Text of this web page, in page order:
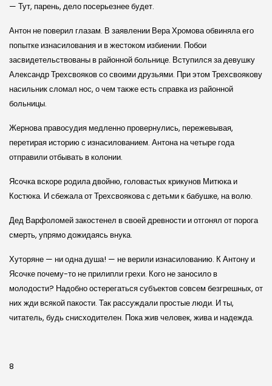
— Тут, парень, дело посерьезнее будет.
Антон не поверил глазам. В заявлении Вера Хромова обвиняла его
попытке изнасилования и в жестоком избиении. Побои
засвидетельствованы в районной больнице. Вступился за девушку
Александр Трехсвояков со своими друзьями. При этом Трехсвоякову
насильник сломал нос, о чем также есть справка из районной
больницы.
Жернова правосудия медленно провернулись, пережевывая,
перетирая историю с изнасилованием. Антона на четыре года
отправили отбывать в колонии.
Ясочка вскоре родила двойню, головастых крикунов Митюка и
Костюка. И сбежала от Трехсвоякова с детьми к бабушке, на волю.
Дед Варфоломей закостенел в своей древности и отгонял от порога
смерть, упрямо дожидаясь внука.
Хуторяне — ни одна душа! — не верили изнасилованию. К Антону и
Ясочке почему-то не прилипли грехи. Кого не заносило в
молодости? Надобно остерегаться субъектов совсем безгрешных, от
них жди всякой пакости. Так рассуждали простые люди. И ты,
читатель, будь снисходителен. Пока жив человек, жива и надежда.
8